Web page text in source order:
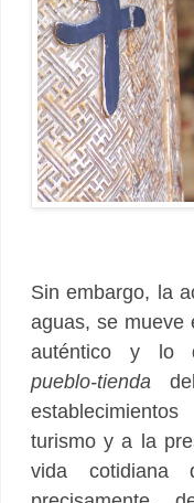
Sin embargo, la
aguas, se mueve
auténtico y lo
pueblo-tienda
turismo y a la
vida cotidiana